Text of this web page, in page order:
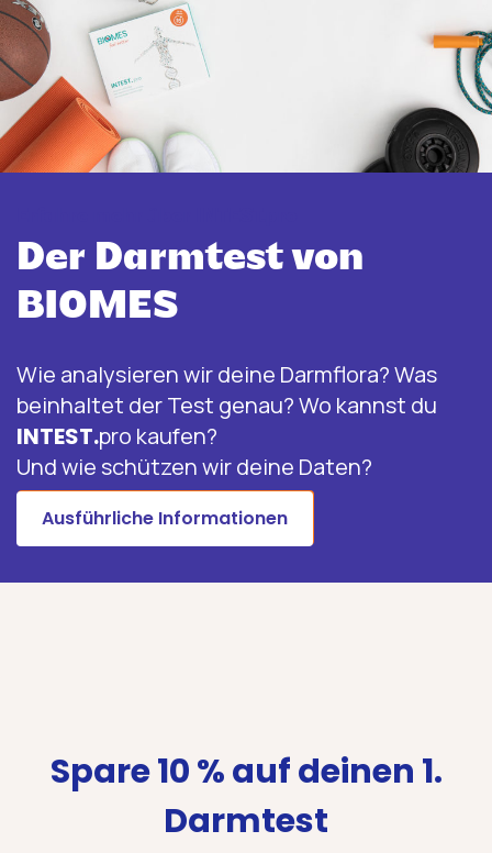
Der Darmtest von
BIOMES
Wie analysieren wir deine Darmflora? Was
beinhaltet der Test genau? Wo kannst du
INTEST.pro kaufen?
Und wie schützen wir deine Daten?
Ausführliche Informationen
Spare 10 % auf deinen 1.
Darmtest